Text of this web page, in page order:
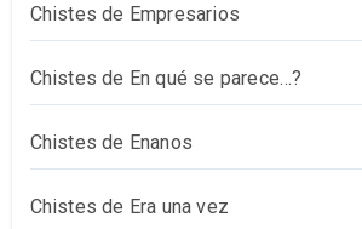
Chistes de Empresarios
Chistes de En qué se parece…?
Chistes de Enanos
Chistes de Era una vez